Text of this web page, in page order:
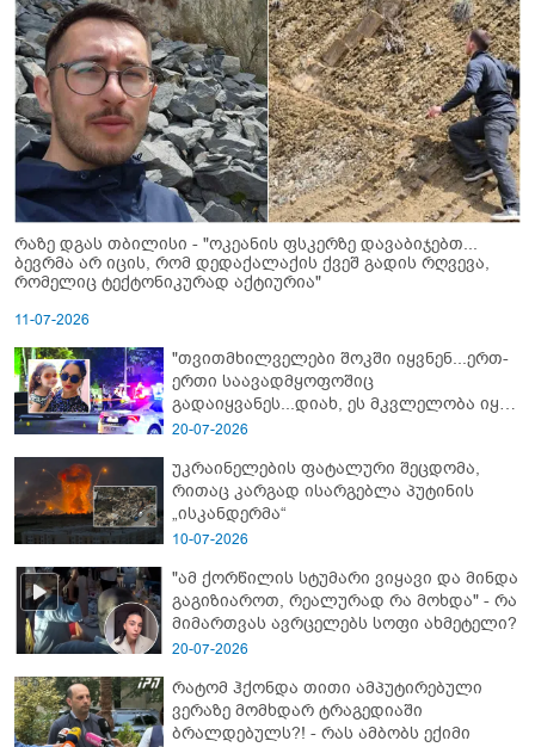
რაზე დგას თბილისი - "ოკეანის ფსკერზე დავაბიჯებთ...
ბევრმა არ იცის, რომ დედაქალაქის ქვეშ გადის რღვევა,
რომელიც ტექტონიკურად აქტიურია"
11-07-2026
"თვითმხილველები შოკში იყვნენ...ერთ-
ერთი საავადმყოფოშიც
გადაიყვანეს...დიახ, ეს მკვლელობა იყო"
- გორში დატრიალებული ტრაგედიის
20-07-2026
უკრაინელების ფატალური შეცდომა,
რითაც კარგად ისარგებლა პუტინის
„ისკანდერმა“
10-07-2026
"ამ ქორწილის სტუმარი ვიყავი და მინდა
გაგიზიაროთ, რეალურად რა მოხდა" - რა
მიმართვას ავრცელებს სოფი ახმეტელი?
20-07-2026
რატომ ჰქონდა თითი ამპუტირებული
ვერაზე მომხდარ ტრაგედიაში
ბრალდებულს?! - რას ამბობს ექიმი